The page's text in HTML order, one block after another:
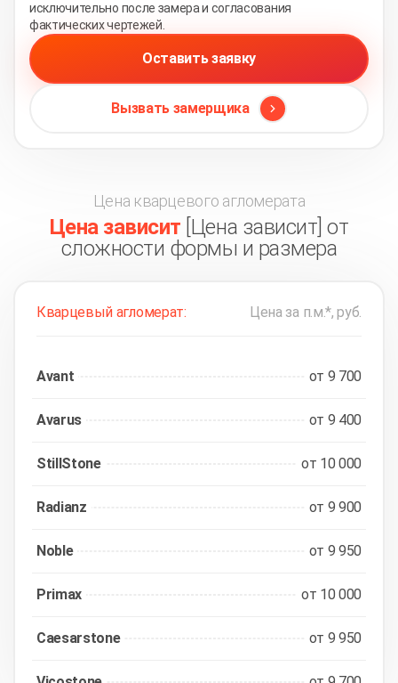
исключительно после замера и согласования
фактических чертежей.
Оставить заявку
Вызвать замерщика
Цена кварцевого агломерата
Цена зависит [Цена зависит] от
сложности формы и размера
Кварцевый агломерат: Цена за п.м.*, руб.
Avant от 9 700
Avarus от 9 400
StillStone от 10 000
Radianz от 9 900
Noble от 9 950
Primax от 10 000
Caesarstone от 9 950